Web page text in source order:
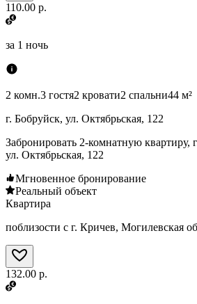
110.00 р.
за 1 ночь
2 комн.3 гостя2 кровати2 спальни44 м²
г. Бобруйск, ул. Октябрьская, 122
Забронировать 2-комнатную квартиру,
ул. Октябрьская, 122
Мгновенное бронирование
Реальный объект
Квартира
поблизости с г. Кричев, Могилевская
132.00 р.